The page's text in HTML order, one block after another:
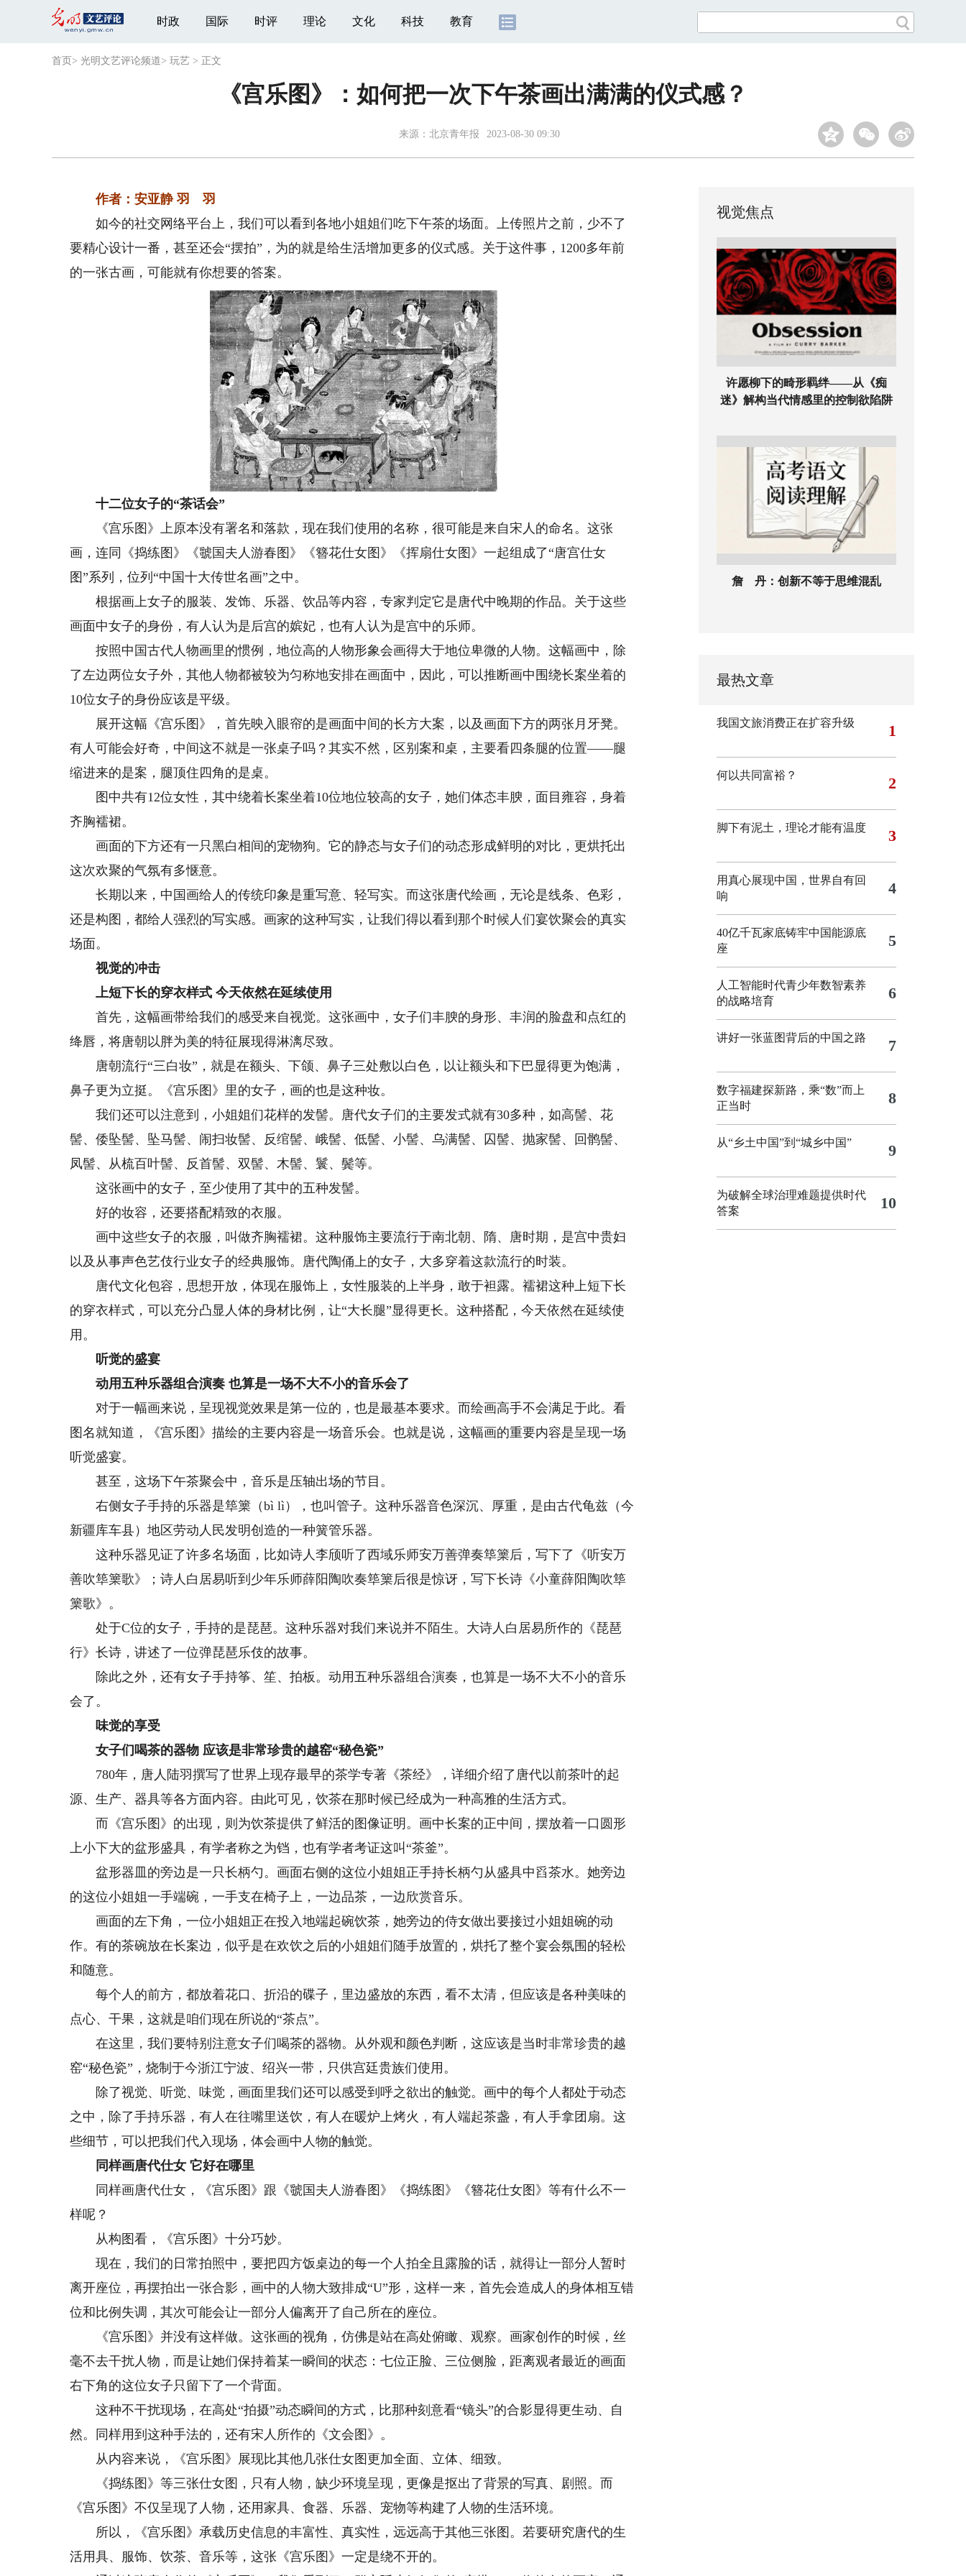
时政 国际 时评 理论 文化 科技 教育
首页 > 光明文艺评论频道> 玩艺 > 正文
《宫乐图》：如何把一次下午茶画出满满的仪式感？
来源： 北京青年报 2023-08-30 09:30
作者：安亚静 羽 羽
如今的社交网络平台上，我们可以看到各地小姐姐们吃下午茶的场面。上传照片之前，少不了
要精心设计一番，甚至还会“摆拍”，为的就是给生活增加更多的仪式感。关于这件事，1200多年前
的一张古画，可能就有你想要的答案。
十二位女子的“茶话会”
《宫乐图》上原本没有署名和落款，现在我们使用的名称，很可能是来自宋人的命名。这张
画，连同《捣练图》《虢国夫人游春图》《簪花仕女图》《挥扇仕女图》一起组成了“唐宫仕女
图”系列，位列“中国十大传世名画”之中。
根据画上女子的服装、发饰、乐器、饮品等内容，专家判定它是唐代中晚期的作品。关于这些
画面中女子的身份，有人认为是后宫的嫔妃，也有人认为是宫中的乐师。
按照中国古代人物画里的惯例，地位高的人物形象会画得大于地位卑微的人物。这幅画中，除
了左边两位女子外，其他人物都被较为匀称地安排在画面中，因此，可以推断画中围绕长案坐着的
10位女子的身份应该是平级。
展开这幅《宫乐图》，首先映入眼帘的是画面中间的长方大案，以及画面下方的两张月牙凳。
有人可能会好奇，中间这不就是一张桌子吗？其实不然，区别案和桌，主要看四条腿的位置——腿
缩进来的是案，腿顶住四角的是桌。
图中共有12位女性，其中绕着长案坐着10位地位较高的女子，她们体态丰腴，面目雍容，身着
齐胸襦裙。
画面的下方还有一只黑白相间的宠物狗。它的静态与女子们的动态形成鲜明的对比，更烘托出
这次欢聚的气氛有多惬意。
长期以来，中国画给人的传统印象是重写意、轻写实。而这张唐代绘画，无论是线条、色彩，
还是构图，都给人强烈的写实感。画家的这种写实，让我们得以看到那个时候人们宴饮聚会的真实
场面。
视觉的冲击
上短下长的穿衣样式 今天依然在延续使用
首先，这幅画带给我们的感受来自视觉。这张画中，女子们丰腴的身形、丰润的脸盘和点红的
绛唇，将唐朝以胖为美的特征展现得淋漓尽致。
唐朝流行“三白妆”，就是在额头、下颌、鼻子三处敷以白色，以让额头和下巴显得更为饱满，
鼻子更为立挺。《宫乐图》里的女子，画的也是这种妆。
我们还可以注意到，小姐姐们花样的发髻。唐代女子们的主要发式就有30多种，如高髻、花
髻、倭坠髻、坠马髻、闹扫妆髻、反绾髻、峨髻、低髻、小髻、乌满髻、囚髻、抛家髻、回鹘髻、
凤髻、从梳百叶髻、反首髻、双髻、木髻、鬟、鬓等。
这张画中的女子，至少使用了其中的五种发髻。
好的妆容，还要搭配精致的衣服。
画中这些女子的衣服，叫做齐胸襦裙。这种服饰主要流行于南北朝、隋、唐时期，是宫中贵妇
以及从事声色艺伎行业女子的经典服饰。唐代陶俑上的女子，大多穿着这款流行的时装。
唐代文化包容，思想开放，体现在服饰上，女性服装的上半身，敢于袒露。襦裙这种上短下长
的穿衣样式，可以充分凸显人体的身材比例，让“大长腿”显得更长。这种搭配，今天依然在延续使
用。
听觉的盛宴
动用五种乐器组合演奏 也算是一场不大不小的音乐会了
对于一幅画来说，呈现视觉效果是第一位的，也是最基本要求。而绘画高手不会满足于此。看
图名就知道，《宫乐图》描绘的主要内容是一场音乐会。也就是说，这幅画的重要内容是呈现一场
听觉盛宴。
甚至，这场下午茶聚会中，音乐是压轴出场的节目。
右侧女子手持的乐器是筚篥（bì lì），也叫管子。这种乐器音色深沉、厚重，是由古代龟兹（今
新疆库车县）地区劳动人民发明创造的一种簧管乐器。
这种乐器见证了许多名场面，比如诗人李颀听了西域乐师安万善弹奏筚篥后，写下了《听安万
善吹筚篥歌》；诗人白居易听到少年乐师薛阳陶吹奏筚篥后很是惊讶，写下长诗《小童薛阳陶吹筚
篥歌》。
处于C位的女子，手持的是琵琶。这种乐器对我们来说并不陌生。大诗人白居易所作的《琵琶
行》长诗，讲述了一位弹琵琶乐伎的故事。
除此之外，还有女子手持筝、笙、拍板。动用五种乐器组合演奏，也算是一场不大不小的音乐
会了。
味觉的享受
女子们喝茶的器物 应该是非常珍贵的越窑“秘色瓷”
780年，唐人陆羽撰写了世界上现存最早的茶学专著《茶经》，详细介绍了唐代以前茶叶的起
源、生产、器具等各方面内容。由此可见，饮茶在那时候已经成为一种高雅的生活方式。
而《宫乐图》的出现，则为饮茶提供了鲜活的图像证明。画中长案的正中间，摆放着一口圆形
上小下大的盆形盛具，有学者称之为铛，也有学者考证这叫“茶釜”。
盆形器皿的旁边是一只长柄勺。画面右侧的这位小姐姐正手持长柄勺从盛具中舀茶水。她旁边
的这位小姐姐一手端碗，一手支在椅子上，一边品茶，一边欣赏音乐。
画面的左下角，一位小姐姐正在投入地端起碗饮茶，她旁边的侍女做出要接过小姐姐碗的动
作。有的茶碗放在长案边，似乎是在欢饮之后的小姐姐们随手放置的，烘托了整个宴会氛围的轻松
和随意。
每个人的前方，都放着花口、折沿的碟子，里边盛放的东西，看不太清，但应该是各种美味的
点心、干果，这就是咱们现在所说的“茶点”。
在这里，我们要特别注意女子们喝茶的器物。从外观和颜色判断，这应该是当时非常珍贵的越
窑“秘色瓷”，烧制于今浙江宁波、绍兴一带，只供宫廷贵族们使用。
除了视觉、听觉、味觉，画面里我们还可以感受到呼之欲出的触觉。画中的每个人都处于动态
之中，除了手持乐器，有人在往嘴里送饮，有人在暖炉上烤火，有人端起茶盏，有人手拿团扇。这
些细节，可以把我们代入现场，体会画中人物的触觉。
同样画唐代仕女 它好在哪里
同样画唐代仕女，《宫乐图》跟《虢国夫人游春图》《捣练图》《簪花仕女图》等有什么不一
样呢？
从构图看，《宫乐图》十分巧妙。
现在，我们的日常拍照中，要把四方饭桌边的每一个人拍全且露脸的话，就得让一部分人暂时
离开座位，再摆拍出一张合影，画中的人物大致排成“U”形，这样一来，首先会造成人的身体相互错
位和比例失调，其次可能会让一部分人偏离开了自己所在的座位。
《宫乐图》并没有这样做。这张画的视角，仿佛是站在高处俯瞰、观察。画家创作的时候，丝
毫不去干扰人物，而是让她们保持着某一瞬间的状态：七位正脸、三位侧脸，距离观者最近的画面
右下角的这位女子只留下了一个背面。
这种不干扰现场，在高处“拍摄”动态瞬间的方式，比那种刻意看“镜头”的合影显得更生动、自
然。同样用到这种手法的，还有宋人所作的《文会图》。
从内容来说，《宫乐图》展现比其他几张仕女图更加全面、立体、细致。
《捣练图》等三张仕女图，只有人物，缺少环境呈现，更像是抠出了背景的写真、剧照。而
《宫乐图》不仅呈现了人物，还用家具、食器、乐器、宠物等构建了人物的生活环境。
所以，《宫乐图》承载历史信息的丰富性、真实性，远远高于其他三张图。若要研究唐代的生
活用具、服饰、饮茶、音乐等，这张《宫乐图》一定是绕不开的。
视觉焦点
许愿柳下的畸形羁绊——从《痴
迷》解构当代情感里的控制欲陷阱
詹 丹：创新不等于思维混乱
最热文章
我国文旅消费正在扩容升级 1
何以共同富裕？ 2
脚下有泥土，理论才能有温度 3
用真心展现中国，世界自有回
响
4
40亿千瓦家底铸牢中国能源底
座
5
人工智能时代青少年数智素养
的战略培育
6
讲好一张蓝图背后的中国之路 7
数字福建探新路，乘“数”而上
正当时
8
从“乡土中国”到“城乡中国” 9
为破解全球治理难题提供时代
答案
10